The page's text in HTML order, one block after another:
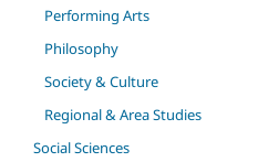
Performing Arts
Philosophy
Society & Culture
Regional & Area Studies
Social Sciences